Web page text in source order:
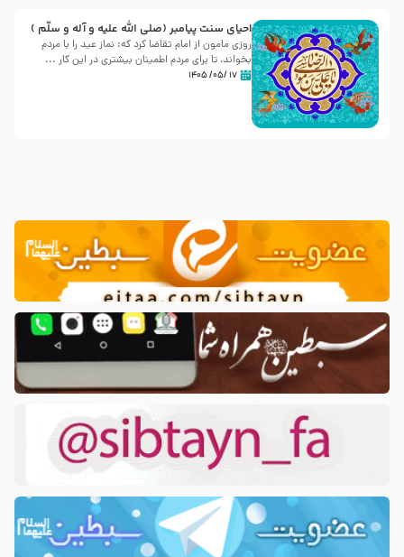
احیای سنت پیامبر (صلی الله علیه و آله و سلّم )
روزی مامون از امام تقاضا کرد که: نماز عید را با مردم
بخواند، تا برای مردم اطمینان بیشتری در این کار ...
۱۷ /۰۵/ ۱۴۰۵